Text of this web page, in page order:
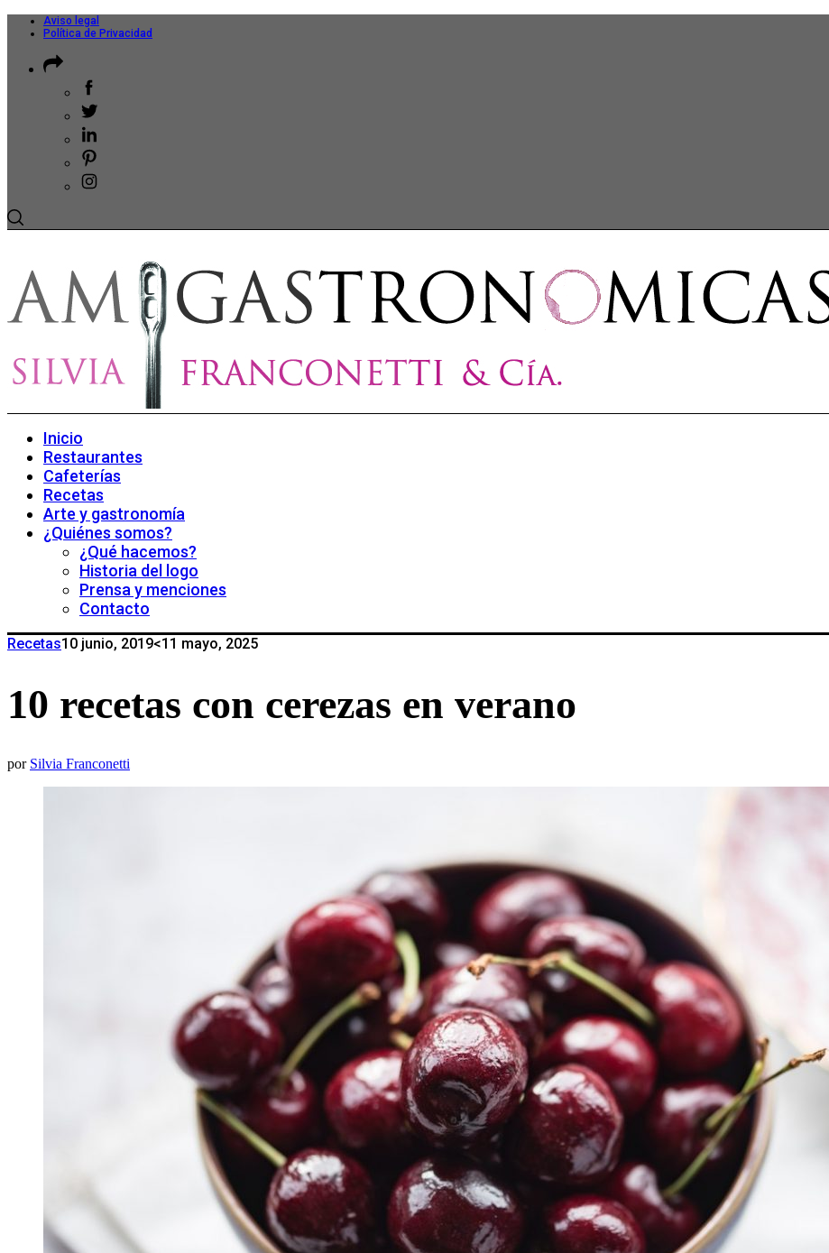
Aviso legal
Política de Privacidad
Inicio
Restaurantes
Cafeterías
Recetas
Arte y gastronomía
¿Quiénes somos?
¿Qué hacemos?
Historia del logo
Prensa y menciones
Contacto
Recetas10 junio, 2019<11 mayo, 2025
10 recetas con cerezas en verano
por Silvia Franconetti